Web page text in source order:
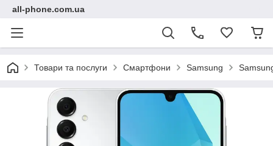
all-phone.com.ua
Товари та послуги Смартфони Samsung